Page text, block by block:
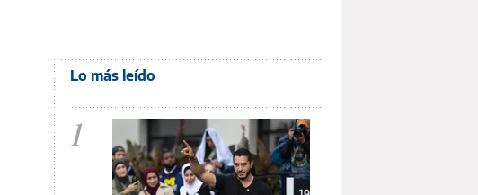
Lo más leído
1